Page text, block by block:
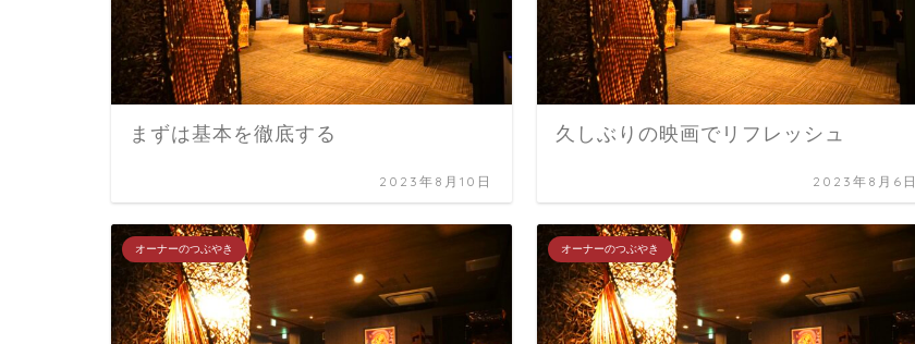
まずは基本を徹底する
2023年8月10日
久しぶりの映画でリフレッシュ
2023年8月6日
オーナーのつぶやき オーナーのつぶやき